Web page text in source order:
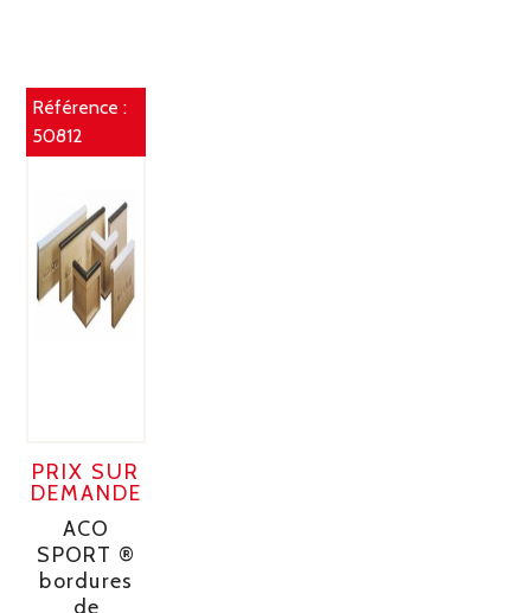
Référence :
50812
PRIX SUR
DEMANDE
ACO
SPORT ®
bordures
de